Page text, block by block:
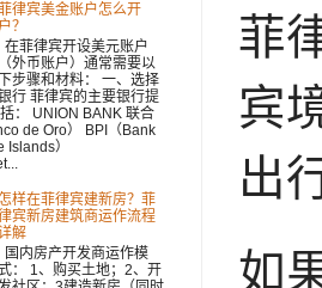
菲
宾
出
如
律宾美金账户怎么开
户？
在菲律宾开设美元账户
（外币账户）通常需要以
步骤和材料： 一、选择
行 菲律宾的主要银行提
： UNION BANK 联合
de Oro） BPI（Bank
）
怎样在菲律宾建新房？菲
宾新房建筑商运作流程
解
国内房产开发商运作模
： 1、购买土地；2、开